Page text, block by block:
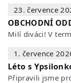
23. července
OBCHODNÍ
1. července
Léto s